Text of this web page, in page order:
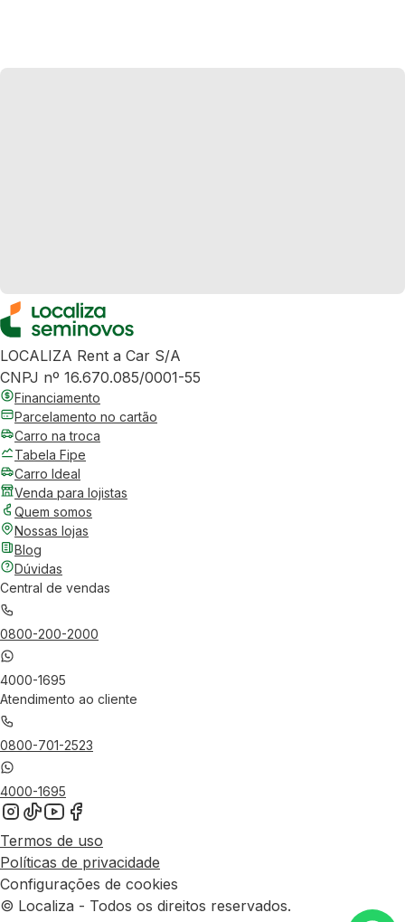
LOCALIZA Rent a Car S/A
CNPJ nº 16.670.085/0001-55
Financiamento
Parcelamento no cartão
Carro na troca
Tabela Fipe
Carro Ideal
Venda para lojistas
Quem somos
Nossas lojas
Blog
Dúvidas
Central de vendas
0800-200-2000
4000-1695
Atendimento ao cliente
0800-701-2523
4000-1695
Termos de uso
Políticas de privacidade
Configurações de cookies
© Localiza - Todos os direitos reservados.